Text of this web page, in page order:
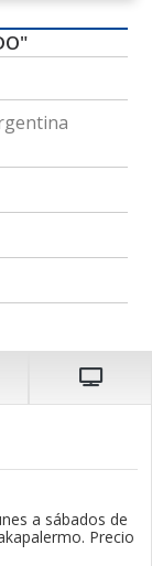
a sábados de
Precio